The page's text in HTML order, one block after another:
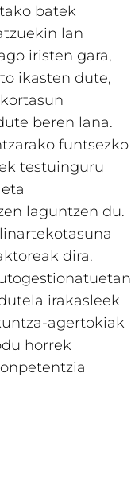
batek
lan
iristen gara,
ikasten dute,
beren lana.
funtsezko
testuinguru
laguntzen du.
dira.
irakasleek
agertokiak
horrek